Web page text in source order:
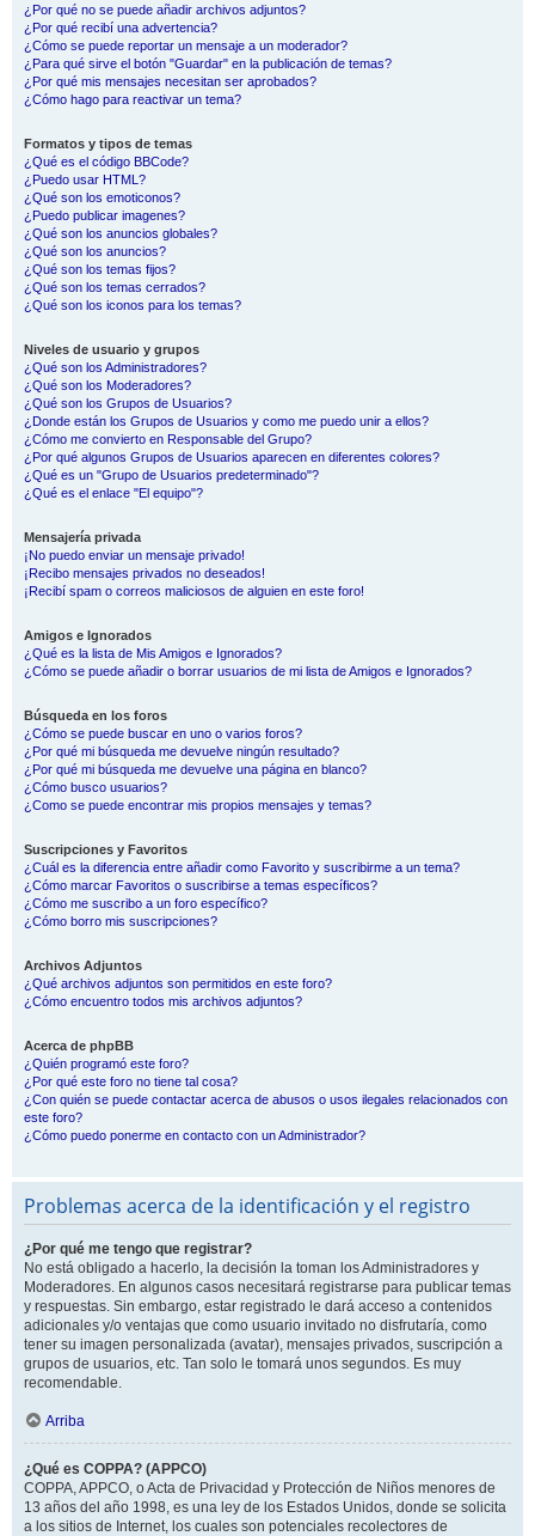
¿Por qué no se puede añadir archivos adjuntos?
¿Por qué recibí una advertencia?
¿Cómo se puede reportar un mensaje a un moderador?
¿Para qué sirve el botón "Guardar" en la publicación de temas?
¿Por qué mis mensajes necesitan ser aprobados?
¿Cómo hago para reactivar un tema?
Formatos y tipos de temas
¿Qué es el código BBCode?
¿Puedo usar HTML?
¿Qué son los emoticonos?
¿Puedo publicar imagenes?
¿Qué son los anuncios globales?
¿Qué son los anuncios?
¿Qué son los temas fijos?
¿Qué son los temas cerrados?
¿Qué son los iconos para los temas?
Niveles de usuario y grupos
¿Qué son los Administradores?
¿Qué son los Moderadores?
¿Qué son los Grupos de Usuarios?
¿Donde están los Grupos de Usuarios y como me puedo unir a ellos?
¿Cómo me convierto en Responsable del Grupo?
¿Por qué algunos Grupos de Usuarios aparecen en diferentes colores?
¿Qué es un "Grupo de Usuarios predeterminado"?
¿Qué es el enlace "El equipo"?
Mensajería privada
¡No puedo enviar un mensaje privado!
¡Recibo mensajes privados no deseados!
¡Recibí spam o correos maliciosos de alguien en este foro!
Amigos e Ignorados
¿Qué es la lista de Mis Amigos e Ignorados?
¿Cómo se puede añadir o borrar usuarios de mi lista de Amigos e Ignorados?
Búsqueda en los foros
¿Cómo se puede buscar en uno o varios foros?
¿Por qué mi búsqueda me devuelve ningún resultado?
¿Por qué mi búsqueda me devuelve una página en blanco?
¿Cómo busco usuarios?
¿Como se puede encontrar mis propios mensajes y temas?
Suscripciones y Favoritos
¿Cuál es la diferencia entre añadir como Favorito y suscribirme a un tema?
¿Cómo marcar Favoritos o suscribirse a temas específicos?
¿Cómo me suscribo a un foro específico?
¿Cómo borro mis suscripciones?
Archivos Adjuntos
¿Qué archivos adjuntos son permitidos en este foro?
¿Cómo encuentro todos mis archivos adjuntos?
Acerca de phpBB
¿Quién programó este foro?
¿Por qué este foro no tiene tal cosa?
¿Con quién se puede contactar acerca de abusos o usos ilegales relacionados con
este foro?
¿Cómo puedo ponerme en contacto con un Administrador?
Problemas acerca de la identificación y el registro
¿Por qué me tengo que registrar?
No está obligado a hacerlo, la decisión la toman los Administradores y
Moderadores. En algunos casos necesitará registrarse para publicar temas
y respuestas. Sin embargo, estar registrado le dará acceso a contenidos
adicionales y/o ventajas que como usuario invitado no disfrutaría, como
tener su imagen personalizada (avatar), mensajes privados, suscripción a
grupos de usuarios, etc. Tan solo le tomará unos segundos. Es muy
recomendable.
Arriba
¿Qué es COPPA? (APPCO)
COPPA, APPCO, o Acta de Privacidad y Protección de Niños menores de
13 años del año 1998, es una ley de los Estados Unidos, donde se solicita
a los sitios de Internet, los cuales son potenciales recolectores de